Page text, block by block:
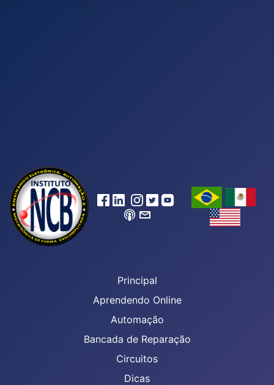
Principal
Aprendendo Online
Automação
Bancada de Reparação
Circuitos
Dicas